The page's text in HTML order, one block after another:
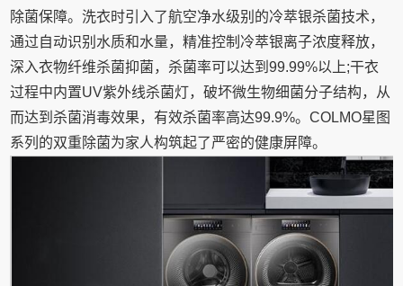
除菌保障。洗衣时引入了航空净水级别的冷萃银杀菌技术，
通过自动识别水质和水量，精准控制冷萃银离子浓度释放，
深入衣物纤维杀菌抑菌，杀菌率可以达到99.99%以上;干衣
过程中内置UV紫外线杀菌灯，破坏微生物细菌分子结构，从
而达到杀菌消毒效果，有效杀菌率高达99.9%。COLMO星图
系列的双重除菌为家人构筑起了严密的健康屏障。